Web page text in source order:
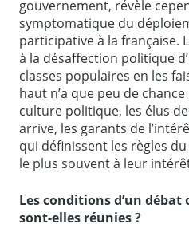
gouvernement, révèle
symptomatique du
participative à la française.
à la désaffection politique
classes populaires en les
haut n’a que peu de
culture politique, les élus
arrive, les garants de
qui définissent les règles
le plus souvent à leur
Les conditions d’un
sont-elles réunies ?